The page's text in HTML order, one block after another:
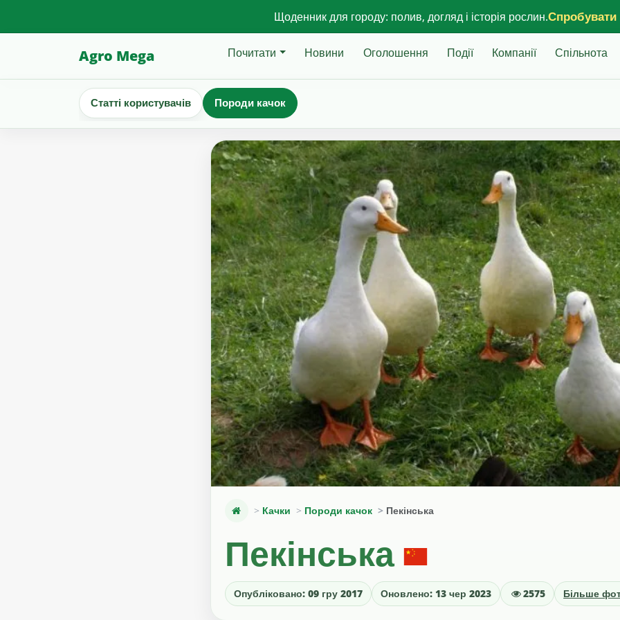
Щоденник для городу: полив, догляд і історія рослин.
Agro Mega Почитати Новини Оголошення Події Компанії Спільнота
Статті користувачів Породи качок
Качки Породи качок Пекінська
Пекінська
Опубліковано: 09 гру 2017 Оновлено: 13 чер 2023 2575 Більше